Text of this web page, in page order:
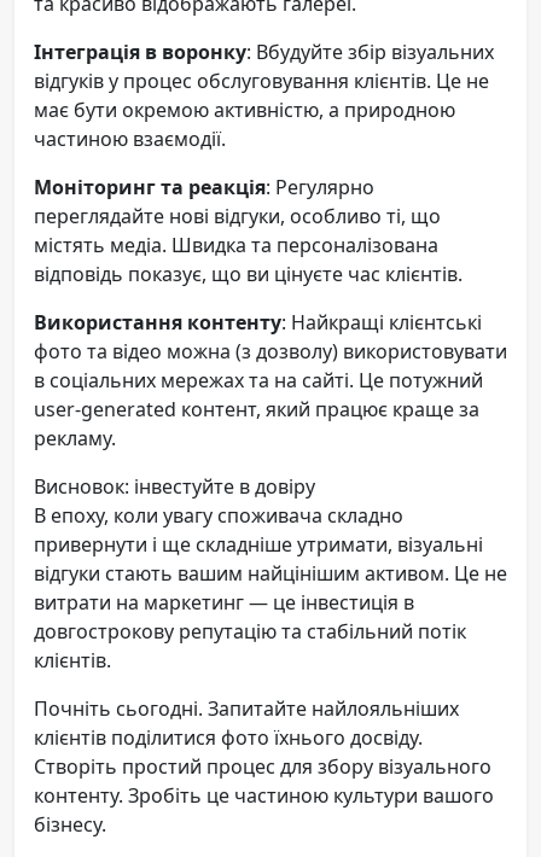
Інтеграція в воронку: Вбудуйте збір візуальних
відгуків у процес обслуговування клієнтів. Це не
має бути окремою активністю, а природною
частиною взаємодії.
Моніторинг та реакція: Регулярно
переглядайте нові відгуки, особливо ті, що
містять медіа. Швидка та персоналізована
відповідь показує, що ви цінуєте час клієнтів.
Використання контенту: Найкращі клієнтські
фото та відео можна (з дозволу) використовувати
в соціальних мережах та на сайті. Це потужний
user-generated контент, який працює краще за
рекламу.
Висновок: інвестуйте в довіру
В епоху, коли увагу споживача складно
привернути і ще складніше утримати, візуальні
відгуки стають вашим найцінішим активом. Це не
витрати на маркетинг — це інвестиція в
довгострокову репутацію та стабільний потік
клієнтів.
Почніть сьогодні. Запитайте найлояльніших
клієнтів поділитися фото їхнього досвіду.
Створіть простий процес для збору візуального
контенту. Зробіть це частиною культури вашого
бізнесу.